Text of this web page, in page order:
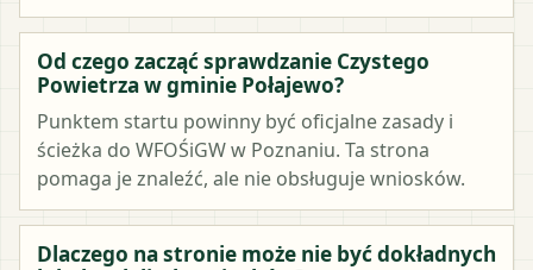
Od czego zacząć sprawdzanie Czystego
Powietrza w gminie Połajewo?
Punktem startu powinny być oficjalne zasady i
ścieżka do WFOŚiGW w Poznaniu. Ta strona
pomaga je znaleźć, ale nie obsługuje wniosków.
Dlaczego na stronie może nie być dokładnych